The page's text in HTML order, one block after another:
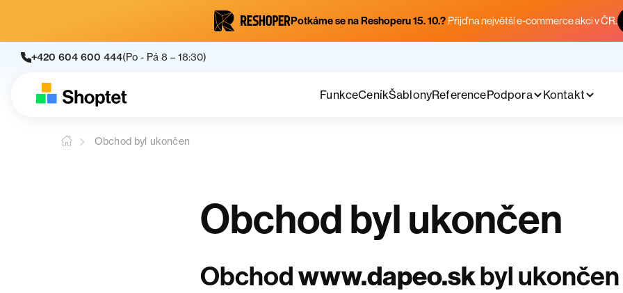
Potkáme se na Reshoperu 15. 10.? Přijď na největší e-commerce akci v ČR.
+420 604 600 444(Po - Pá 8 – 18:30)
FunkceCeníkŠablonyReferencePodpora Kontakt
Obchod byl ukončen
Obchod byl ukončen
Obchodwww.dapeo.skbyl ukončen